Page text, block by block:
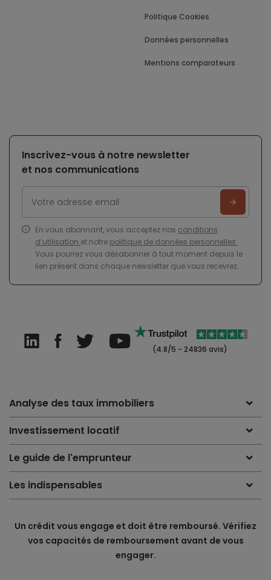
Politique Cookies
Données personnelles
Mentions comparateurs
Inscrivez-vous à notre newsletter
et nos communications
En vous abonnant, vous acceptez nos conditions
d’utilisation et notre politique de données personnelles .
Vous pourrez vous désabonner à tout moment depuis le
lien présent dans chaque newsletter que vous recevrez.
(4.8/5 - 24836 avis)
Analyse des taux immobiliers
Investissement locatif
Le guide de l'emprunteur
Les indispensables
Un crédit vous engage et doit être remboursé. Vérifiez
vos capacités de remboursement avant de vous
engager.